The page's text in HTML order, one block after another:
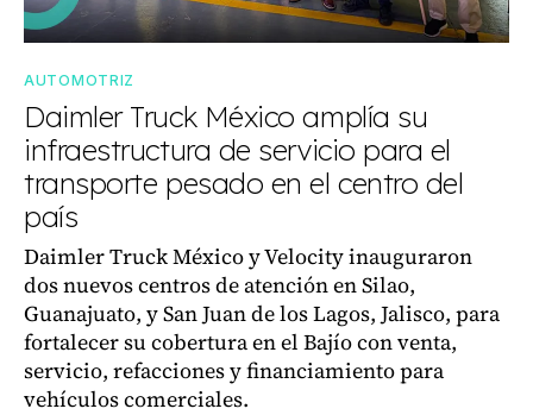
AUTOMOTRIZ
Daimler Truck México amplía su
infraestructura de servicio para el
transporte pesado en el centro del
país
Daimler Truck México y Velocity inauguraron
dos nuevos centros de atención en Silao,
Guanajuato, y San Juan de los Lagos, Jalisco, para
fortalecer su cobertura en el Bajío con venta,
servicio, refacciones y financiamiento para
vehículos comerciales.